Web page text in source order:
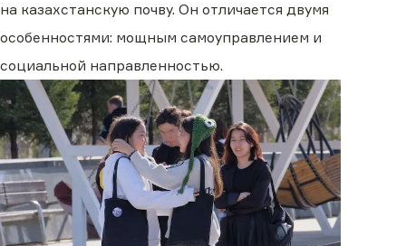
на казахстанскую почву. Он отличается двумя
особенностями: мощным самоуправлением и
социальной направленностью.